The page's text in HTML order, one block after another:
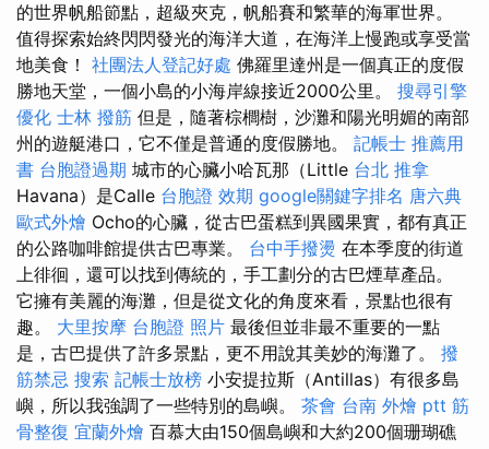
的世界帆船節點，超級夾克，帆船賽和繁華的海軍世界。
值得探索始終閃閃發光的海洋大道，在海洋上慢跑或享受當
地美食！ 社團法人登記好處 佛羅里達州是一個真正的度假
勝地天堂，一個小島的小海岸線接近2000公里。 搜尋引擎
優化 士林 撥筋 但是，隨著棕櫚樹，沙灘和陽光明媚的南部
州的遊艇港口，它不僅是普通的度假勝地。 記帳士 推薦用
書 台胞證過期 城市的心臟小哈瓦那（Little 台北 推拿
Havana）是Calle 台胞證 效期 google關鍵字排名 唐六典
歐式外燴 Ocho的心臟，從古巴蛋糕到異國果實，都有真正
的公路咖啡館提供古巴專業。 台中手撥燙 在本季度的街道
上徘徊，還可以找到傳統的，手工劃分的古巴煙草產品。
它擁有美麗的海灘，但是從文化的角度來看，景點也很有
趣。 大里按摩 台胞證 照片 最後但並非最不重要的一點
是，古巴提供了許多景點，更不用說其美妙的海灘了。 撥
筋禁忌 搜索 記帳士放榜 小安提拉斯（Antillas）有很多島
嶼，所以我強調了一些特別的島嶼。 茶會 台南 外燴 ptt 筋
骨整復 宜蘭外燴 百慕大由150個島嶼和大約200個珊瑚礁